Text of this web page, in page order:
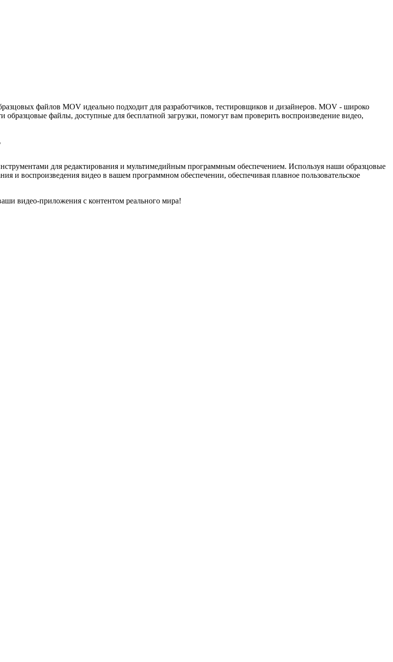
файлов MOV идеально подходит для разработчиков, тестировщиков и дизайнеров. MOV - широко
файлы, доступные для бесплатной загрузки, помогут вам проверить воспроизведение видео,
для редактирования и мультимедийным программным обеспечением. Используя наши образцовые
и воспроизведения видео в вашем программном обеспечении, обеспечивая плавное пользовательское
видео-приложения с контентом реального мира!